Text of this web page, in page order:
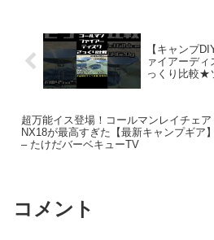
【キャンプ
ァイアーデ
っくり比較★
超万能イス登場！コールマンレイチェア
NX18が最高すぎた【最新キャンプギア】
– たけだバーベキューTV
コメント